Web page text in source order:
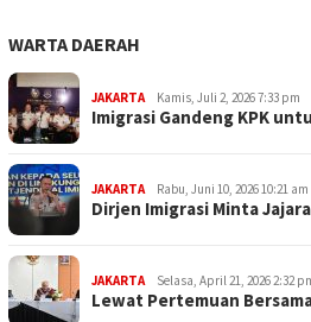
WARTA DAERAH
JAKARTA Kamis, Juli 2, 2026 7:33 pm
Imigrasi Gandeng KPK
JAKARTA Rabu, Juni 10, 2026 10:21 am
Dirjen Imigrasi Minta
JAKARTA Selasa, April 21, 2026 2:32
Lewat Pertemuan